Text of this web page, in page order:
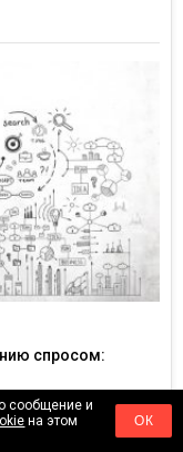
спросом:
сообщение и
на этом
ОК